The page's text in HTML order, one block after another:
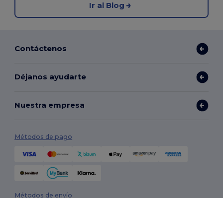
Ir al Blog
Contáctenos
Déjanos ayudarte
Nuestra empresa
Métodos de pago
Métodos de envío